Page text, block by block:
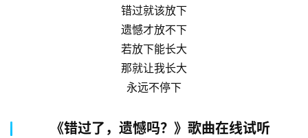
错过就该放下
遗憾才放不下
若放下能长大
那就让我长大
永远不停下
《错过了，遗憾吗？》歌曲在线试听